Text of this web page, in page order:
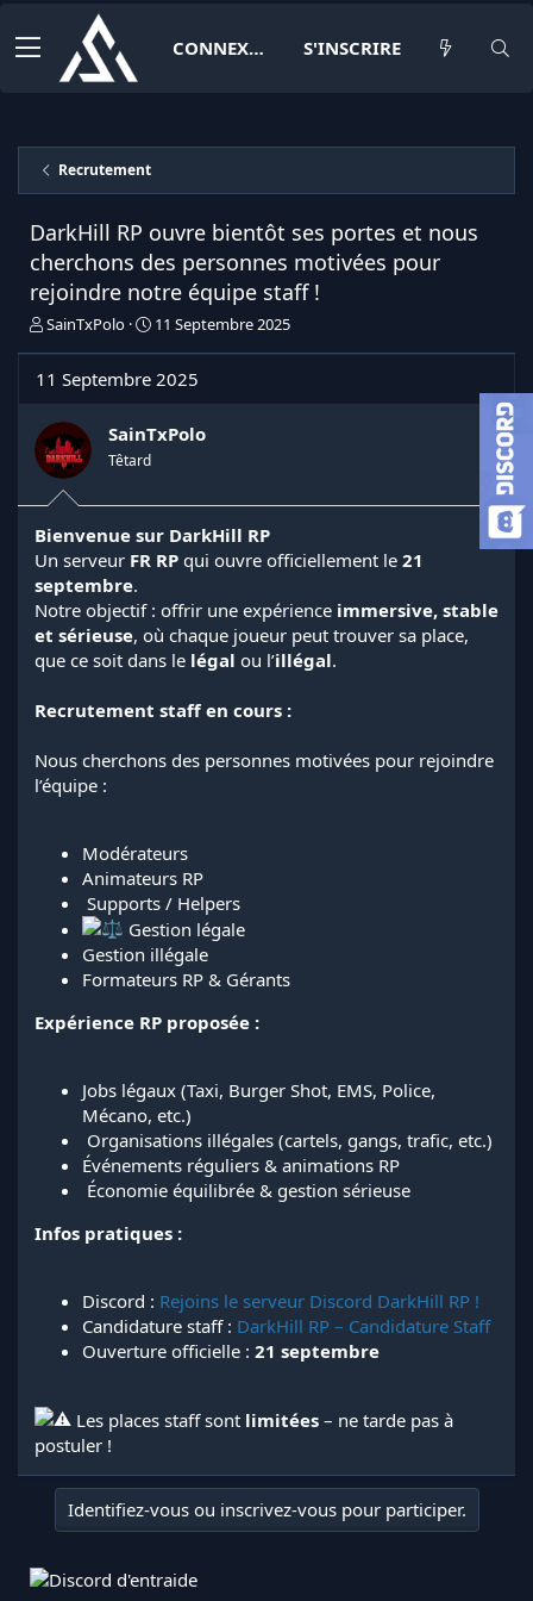
CONNEXION S'INSCRIRE
Recrutement
DarkHill RP ouvre bientôt ses portes et nous
cherchons des personnes motivées pour
rejoindre notre équipe staff !
I
a
t
e
u
d
e
l
a
d
i
s
u
s
i
o
SainTxPolo
D
e
e
t
11 Septembre 2025
11 Septembre 2025
SainTxPolo
Têtard
Bienvenue sur DarkHill RP
Un serveur FR RP qui ouvre officiellement le 21
septembre.
Notre objectif : offrir une expérience immersive, stable
et sérieuse, où chaque joueur peut trouver sa place,
que ce soit dans le légal ou l’illégal.
Recrutement staff en cours :
Nous cherchons des personnes motivées pour rejoindre
l’équipe :
Modérateurs
Animateurs RP
️ Supports / Helpers
Gestion légale
Gestion illégale
Formateurs RP & Gérants
Expérience RP proposée :
Jobs légaux (Taxi, Burger Shot, EMS, Police,
Mécano, etc.)
️ Organisations illégales (cartels, gangs, trafic, etc.)
Événements réguliers & animations RP
️ Économie équilibrée & gestion sérieuse
Infos pratiques :
Discord : Rejoins le serveur Discord DarkHill RP !
Candidature staff : DarkHill RP – Candidature Staff
Ouverture officielle : 21 septembre
Les places staff sont limitées – ne tarde pas à
postuler !
Identifiez-vous ou inscrivez-vous pour participer.